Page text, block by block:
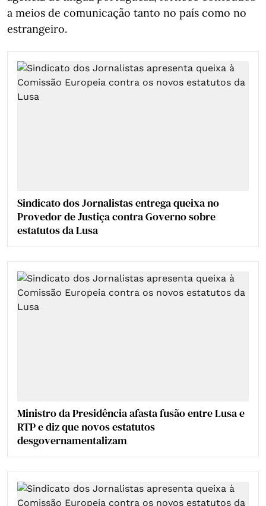
a meios de comunicação tanto no país como no
estrangeiro.
Sindicato dos Jornalistas entrega queixa no
Provedor de Justiça contra Governo sobre
estatutos da Lusa
Ministro da Presidência afasta fusão entre Lusa e
RTP e diz que novos estatutos
desgovernamentalizam